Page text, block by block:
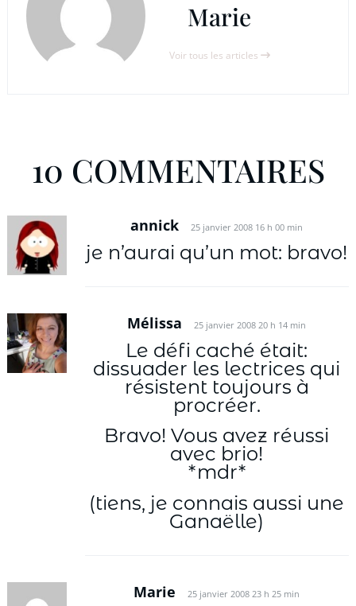
Marie
Voir tous les articles
10 COMMENTAIRES
annick 25 janvier 2008 16 h 00 min
je n’aurai qu’un mot: bravo!
Mélissa 25 janvier 2008 20 h 14 min
Le défi caché était:
dissuader les lectrices qui
résistent toujours à
procréer.
Bravo! Vous avez réussi
avec brio!
*mdr*
(tiens, je connais aussi une
Ganaëlle)
Marie 25 janvier 2008 23 h 25 min